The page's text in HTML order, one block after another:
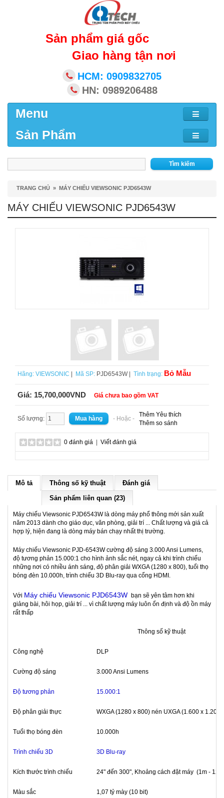
Sản phẩm giá gốc
Giao hàng tận nơi
HCM: 0909832705
HN: 0989206488
Menu
Sản Phẩm
Tìm kiếm
TRANG CHỦ » MÁY CHIẾU VIEWSONIC PJD6543W
MÁY CHIẾU VIEWSONIC PJD6543W
Hãng: VIEWSONIC Mã SP: PJD6543W | Tình trạng: Bỏ Mẫu
Giá: 15,700,000VND Giá chưa bao gồm VAT
Số lượng: - Hoặc -
Thêm Yêu thích
Thêm so sánh
0 đánh giá Viết đánh giá
Mô tả Thông số kỹ thuật
Đánh giá
Sản phẩm liên quan (23)
Máy chiếu Viewsonic PJD6543W là dòng máy phổ thông mới sản xuất
năm 2013 dành cho giáo dục, văn phòng, giải trí ... Chất lượng và giá cả
hợp lý, hiện đang là dòng máy bán chạy nhất thị trường.
Máy chiếu Viewsonic PJD-6543W cường độ sáng 3.000 Ansi Lumens,
độ tương phản 15.000:1 cho hình ảnh sắc nét, ngay cả khi trình chiếu
những nơi có nhiều ánh sáng, độ phân giải WXGA (1280 x 800), tuổi thọ
bóng đèn 10.000h, trình chiếu 3D Blu-ray qua cổng HDMI.
Với Máy chiếu Viewsonic PJD6543W bạn sẽ yên tâm hơn khi
giảng bài, hôi họp, giải trí ... vì chất lượng máy luôn ổn định và độ ồn máy
rất thấp
Thông số kỹ thuật
Công nghệ DLP
Cường độ sáng 3.000 Ansi Lumens
Độ tương phản 15.000:1
Độ phân giải thực WXGA (1280 x 800) nén UXGA (1.600 x 1.200)
Tuổi thọ bóng đèn 10.000h
Trình chiếu 3D 3D Blu-ray
Kích thước trình chiếu 24" đến 300", Khoảng cách đặt máy (1m -
Màu sắc 1,07 tỷ mày (10 bit)